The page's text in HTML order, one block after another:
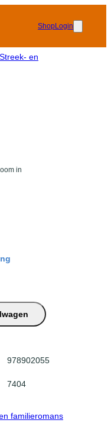
ShopLogin
en
in
978902055
7404
familieromans